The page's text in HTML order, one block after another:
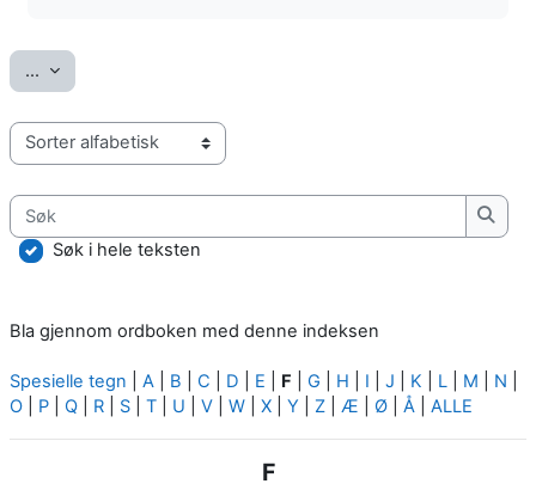
... Eksporter oppføringer
Bla gjennom ordboken med denne indeksen
Søk
Søk
Søk i hele teksten
Bla gjennom ordboken med denne indeksen
Spesielle tegn A B C D E F G H I J K L M N
O
P Q R S T U V W X Y Z Æ Ø Å ALLE
F